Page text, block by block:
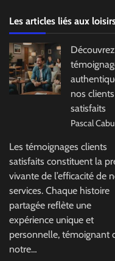
Les articles liés aux
nos clients
satisfaits
Pascal
Les témoignages clients
satisfaits constituent la
vivante de l’efficacité de
services. Chaque histoire
partagée reflète une
expérience unique et
personnelle, témoignant
notre…